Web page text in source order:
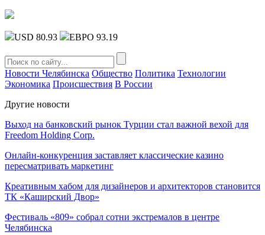
USD 80.93 ЕВРО 93.19
Новости Челябинска Общество Политика Технологии
Экономика Происшествия В России
Другие новости
Выход на банковский рынок Турции стал важной вехой для
Freedom Holding Corp.
Онлайн-конкуренция заставляет классические казино
пересматривать маркетинг
Креативным хабом для дизайнеров и архитекторов становится
ТК «Каширский Двор»
Фестиваль «809» собрал сотни экстремалов в центре
Челябинска